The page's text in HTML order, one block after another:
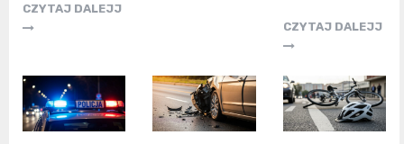
CZYTAJ DALEJJ
CZYTAJ DALEJJ